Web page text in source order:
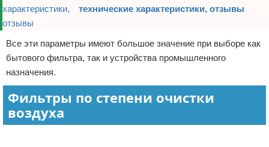
технические характеристики, отзывы
Все эти параметры имеют большое значение при выборе как
бытового фильтра, так и устройства промышленного
назначения.
Фильтры по степени очистки
воздуха